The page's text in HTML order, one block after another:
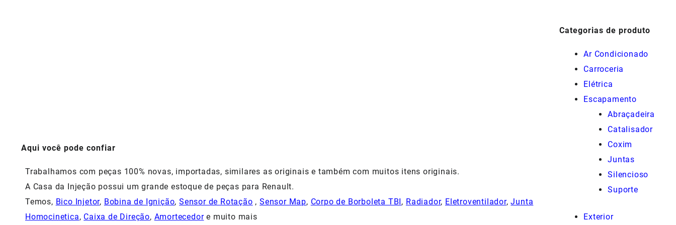
Aqui você pode confiar
Trabalhamos com peças 100% novas, importadas, similares as originais e também com muitos itens originais.
A Casa da Injeção possui um grande estoque de peças para Renault.
Temos, Bico Injetor, Bobina de Ignição,Sensor de Rotação ,Sensor Map, Corpo de Borboleta TBI, Radiador, Eletroventilador,Junta
Homocinetica, Caixa de Direção, Amortecedore muito mais
Categorias de produto
Ar Condicionado
Carroceria
Elétrica
Escapamento
Abraçadeira
Catalisador
Coxim
Juntas
Silencioso
Suporte
Exterior